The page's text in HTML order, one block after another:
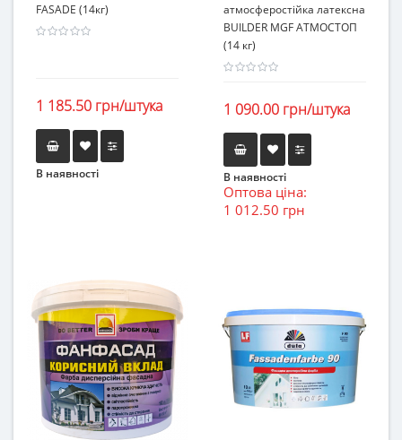
FASADE (14кг)
1 185.50 грн/штука
В наявності
атмосферостійка латексна
BUILDER MGF АТМОСТОП
(14 кг)
1 090.00 грн/штука
В наявності
Оптова ціна:
1 012.50 грн